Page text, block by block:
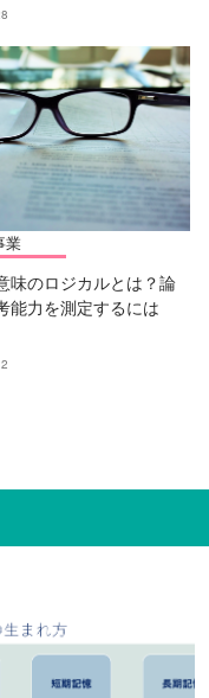
業
味のロジカルとは？論
能力を測定するには